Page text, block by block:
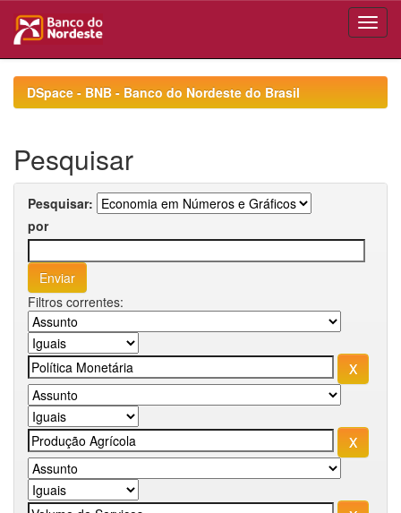
navigationDSpace - BNB - Banco do Nordeste do Brasil
Pesquisar
Pesquisar:
por
Filtros correntes: